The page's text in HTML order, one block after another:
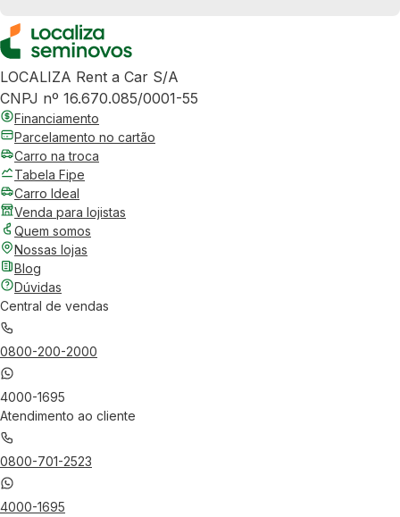
LOCALIZA Rent a Car S/A
CNPJ nº 16.670.085/0001-55
Financiamento
Parcelamento no cartão
Carro na troca
Tabela Fipe
Carro Ideal
Venda para lojistas
Quem somos
Nossas lojas
Blog
Dúvidas
Central de vendas
0800-200-2000
4000-1695
Atendimento ao cliente
0800-701-2523
4000-1695